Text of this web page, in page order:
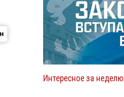
Интересное за неделю